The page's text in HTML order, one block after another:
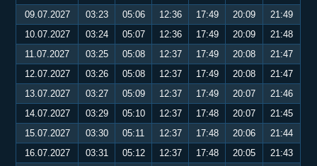
09.07.2027
03:23 05:06 12:36 17:49 20:09
21:49
10.07.2027
03:24 05:07 12:36 17:49 20:09
21:48
11.07.2027
03:25 05:08 12:37 17:49 20:08
21:47
12.07.2027
03:26 05:08 12:37 17:49 20:08
21:47
13.07.2027
03:27 05:09 12:37 17:49 20:07
21:46
14.07.2027
03:29 05:10 12:37 17:48 20:07
21:45
15.07.2027
03:30 05:11 12:37 17:48 20:06
21:44
16.07.2027
03:31 05:12 12:37 17:48 20:05
21:43